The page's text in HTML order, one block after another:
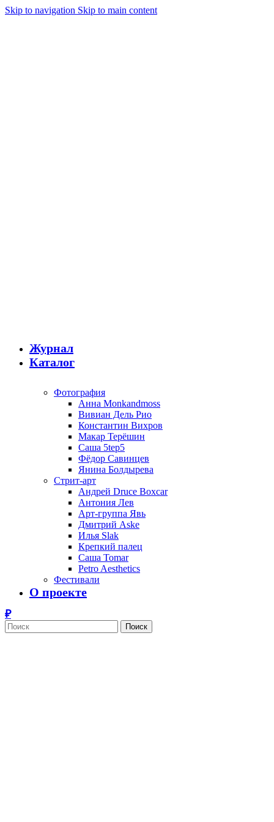
Skip to navigation Skip to main content
Журнал
Каталог
Фотография
Анна Monkandmoss
Вивиан Дель Рио
Константин Вихров
Макар Терёшин
Саша 5tep5
Фёдор Савинцев
Янина Болдырева
Стрит-арт
Андрей Druce Boxcar
Антония Лев
Арт-группа Явь
Дмитрий Aske
Илья Slak
Крепкий палец
Саша Tomar
Petro Aesthetics
Фестивали
О проекте
Поиск